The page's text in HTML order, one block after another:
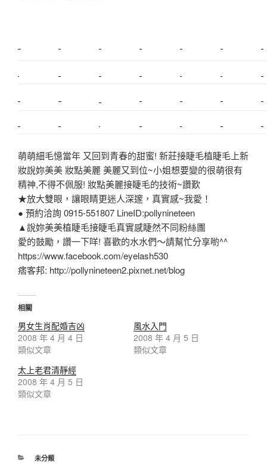
萌萌細毛憶當年 又回到青春的甜蜜! 新莊接睫毛植睫毛上新
妝說妳美美 妝點美麗 美麗又到位~小姐想要變的很萌很有
精神,不得不佩服! 妝點美麗接睫毛的技術~讚歎
★放大雙眼，讓眼睛更迷人深邃，真實感~我愛！
● 預約洽詢 0915-551807 LineID:pollynineteen
▲說妳美美植睫毛接睫毛真實感睫然不同粉絲團
愛的鼓勵，讚一下咩! 喜歡的水水們～請幫忙分享喲^^
https://www.facebook.com/eyelash530
痞客邦: http://pollynineteen2.pixnet.net/blog
相關
男女生肖配婚吉凶
2008 年 4 月 4 日
類似文章
風水入門
2008 年 4 月 5 日
類似文章
太上老君清靜經
2008 年 4 月 5 日
類似文章
未分類